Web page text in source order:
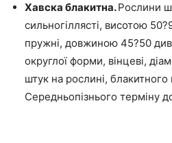
Хавска блакитна.Рослини
сильногіллясті, висотою
пружні, довжиною 45?50
округлої форми, вінцеві,
штук на рослині, блакитного
Середньопізнього терміну